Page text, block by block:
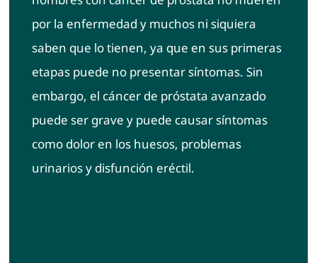
por la enfermedad y muchos ni siquiera
saben que lo tienen, ya que en sus primeras
etapas puede no presentar síntomas. Sin
embargo, el cáncer de próstata avanzado
puede ser grave y puede causar síntomas
como dolor en los huesos, problemas
urinarios y disfunción eréctil.